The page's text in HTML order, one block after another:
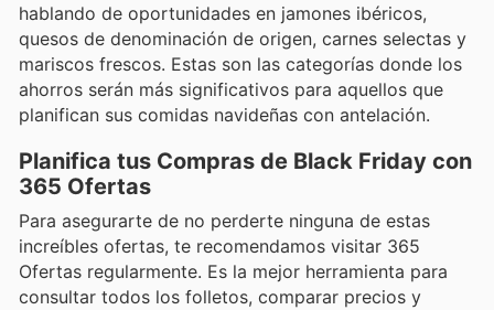
hablando de oportunidades en jamones ibéricos,
quesos de denominación de origen, carnes selectas y
mariscos frescos. Estas son las categorías donde los
ahorros serán más significativos para aquellos que
planifican sus comidas navideñas con antelación.
Planifica tus Compras de Black Friday con
365 Ofertas
Para asegurarte de no perderte ninguna de estas
increíbles ofertas, te recomendamos visitar 365
Ofertas regularmente. Es la mejor herramienta para
consultar todos los folletos, comparar precios y